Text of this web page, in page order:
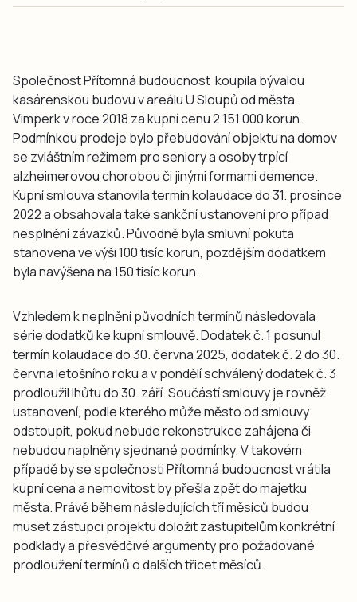
Společnost Přítomná budoucnost koupila bývalou
kasárenskou budovu v areálu U Sloupů od města
Vimperk v roce 2018 za kupní cenu 2 151 000 korun.
Podmínkou prodeje bylo přebudování objektu na domov
se zvláštním režimem pro seniory a osoby trpící
alzheimerovou chorobou či jinými formami demence.
Kupní smlouva stanovila termín kolaudace do 31. prosince
2022 a obsahovala také sankční ustanovení pro případ
nesplnění závazků. Původně byla smluvní pokuta
stanovena ve výši 100 tisíc korun, pozdějším dodatkem
byla navýšena na 150 tisíc korun.
Vzhledem k neplnění původních termínů následovala
série dodatků ke kupní smlouvě. Dodatek č. 1 posunul
termín kolaudace do 30. června 2025, dodatek č. 2 do 30.
června letošního roku a v pondělí schválený dodatek č. 3
prodloužil lhůtu do 30. září. Součástí smlouvy je rovněž
ustanovení, podle kterého může město od smlouvy
odstoupit, pokud nebude rekonstrukce zahájena či
nebudou naplněny sjednané podmínky. V takovém
případě by se společnosti Přítomná budoucnost vrátila
kupní cena a nemovitost by přešla zpět do majetku
města. Právě během následujících tří měsíců budou
muset zástupci projektu doložit zastupitelům konkrétní
podklady a přesvědčivé argumenty pro požadované
prodloužení termínů o dalších třicet měsíců.